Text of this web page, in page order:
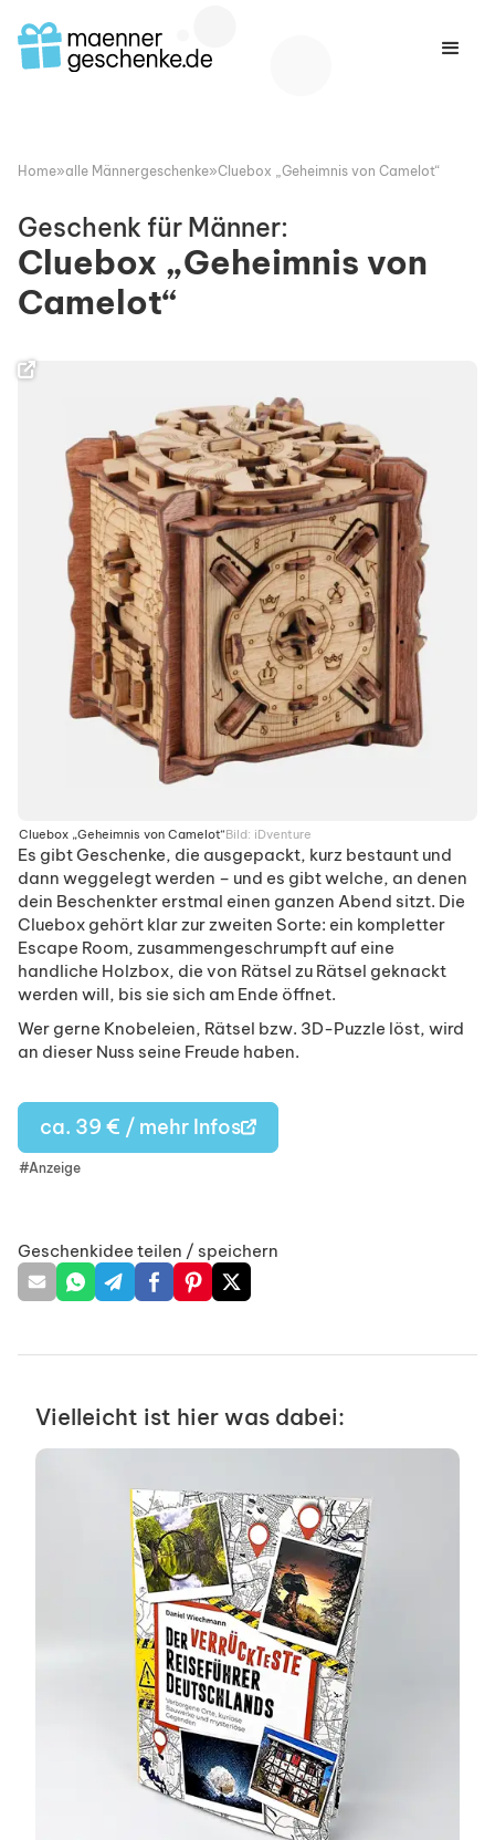
Home»alle Männergeschenke»Cluebox „Geheimnis von Camelot“
Geschenk für Männer:
Cluebox „Geheimnis von
Camelot“
Es gibt Geschenke, die ausgepackt, kurz bestaunt und
dann weggelegt werden – und es gibt welche, an denen
dein Beschenkter erstmal einen ganzen Abend sitzt. Die
Cluebox gehört klar zur zweiten Sorte: ein kompletter
Escape Room, zusammengeschrumpft auf eine
handliche Holzbox, die von Rätsel zu Rätsel geknackt
werden will, bis sie sich am Ende öffnet.
Wer gerne Knobeleien, Rätsel bzw. 3D-Puzzle löst, wird
an dieser Nuss seine Freude haben.
ca. 39 € / mehr Infos
#Anzeige
Geschenkidee teilen / speichern
Cluebox „Geheimnis von Camelot“Bild: iDventure
Vielleicht ist hier was dabei: